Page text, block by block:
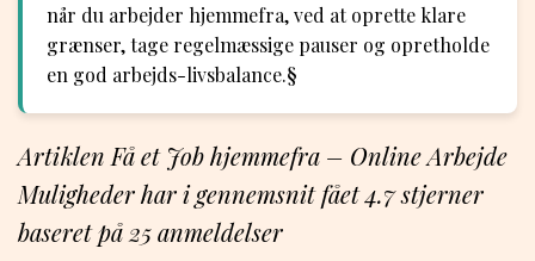
når du arbejder hjemmefra, ved at oprette klare
grænser, tage regelmæssige pauser og opretholde
en god arbejds-livsbalance.§
Artiklen Få et Job hjemmefra – Online Arbejde
Muligheder har i gennemsnit fået4.7stjerner
baseret på25anmeldelser